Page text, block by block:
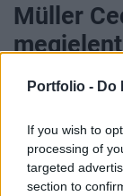
Portfolio - Do
If you wish to
processing of
targeted
section to
Müller
terjedő
2021. január 13.
"Az elmúlt